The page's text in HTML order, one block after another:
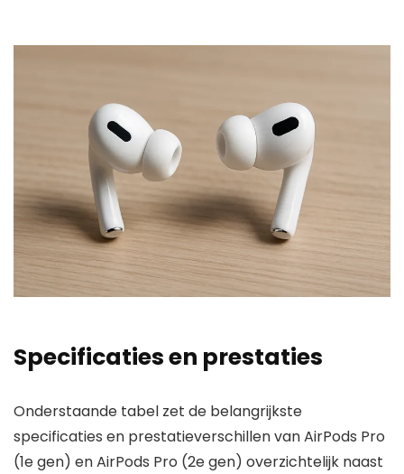
Specificaties en prestaties
Onderstaande tabel zet de belangrijkste
specificaties en prestatieverschillen van AirPods Pro
(1e gen) en AirPods Pro (2e gen) overzichtelijk naast